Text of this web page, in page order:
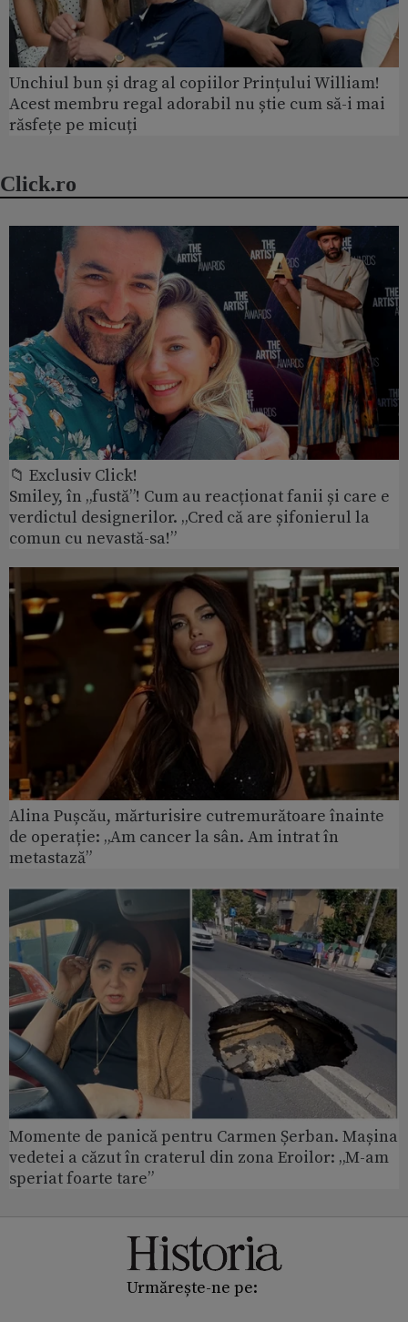
Unchiul bun și drag al copiilor Prințului William!
Acest membru regal adorabil nu știe cum să-i mai
răsfețe pe micuți
Click.ro
📁 Exclusiv Click!
Smiley, în „fustă”! Cum au reacționat fanii și care e
verdictul designerilor. „Cred că are șifonierul la
comun cu nevastă-sa!”
Alina Pușcău, mărturisire cutremurătoare înainte
de operație: „Am cancer la sân. Am intrat în
metastază”
Momente de panică pentru Carmen Șerban. Mașina
vedetei a căzut în craterul din zona Eroilor: „M-am
speriat foarte tare”
Urmărește-ne pe: